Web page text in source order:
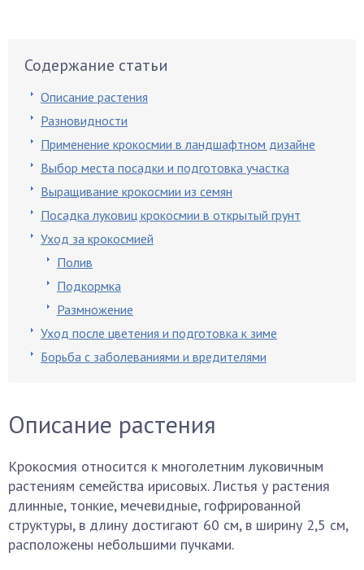
Содержание статьи
Описание растения
Разновидности
Применение крокосмии в ландшафтном дизайне
Выбор места посадки и подготовка участка
Выращивание крокосмии из семян
Посадка луковиц крокосмии в открытый грунт
Уход за крокосмией
Полив
Подкормка
Размножение
Уход после цветения и подготовка к зиме
Борьба с заболеваниями и вредителями
Описание растения
Крокосмия относится к многолетним луковичным
растениям семейства ирисовых. Листья у растения
длинные, тонкие, мечевидные, гофрированной
структуры, в длину достигают 60 см, в ширину 2,5 см,
расположены небольшими пучками.